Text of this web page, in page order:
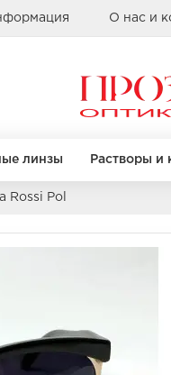
О нас и
Бренды
Casta
Бренды
Casta
линзы
Бренды
Coopervision
Растворы и
Rossi Pol